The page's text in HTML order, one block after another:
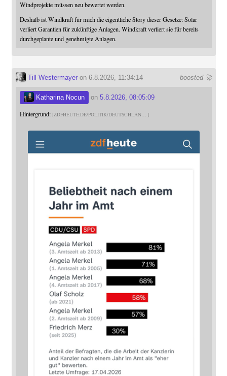
Windprojekte müssen neu bewertet werden.
Deshalb ist Windkraft für mich die eigentliche Story dieser Gesetze: Solar
verliert Garantien für zukünftige Anlagen. Windkraft verliert sie für bereits
durchgeplante und genehmigte Anlagen.
boosted 🚀
Till Westermayeron 6.8.2026, 11:34:14
Katharina Nocun on 5.8.2026, 08:05:09
Hintergrund: ZDFHEUTE.DE/POLITIK/DEUTSCHLAN